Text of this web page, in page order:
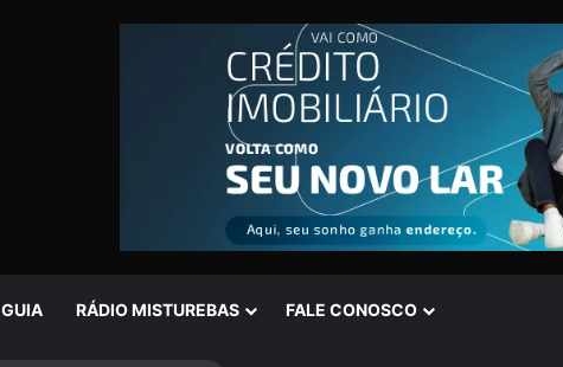
GUIA RÁDIO MISTUREBAS FALE CONOSCO